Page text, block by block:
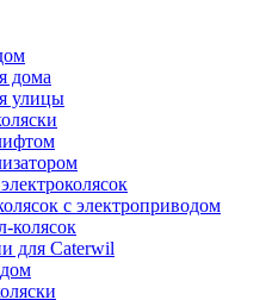
дома
улицы
с электроприводом
колясок
для Caterwil